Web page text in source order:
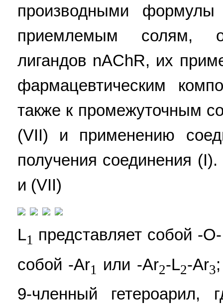
производными
приемлемым солям,
лигандов nAChR, их
фармацевтическим
также к промежуточным
(VII) и применению
получения соединения
и (VII)
L1 представляет собой -
собой -Ar1 или -Ar2-L2-Ar3
9-членный гетероарил,